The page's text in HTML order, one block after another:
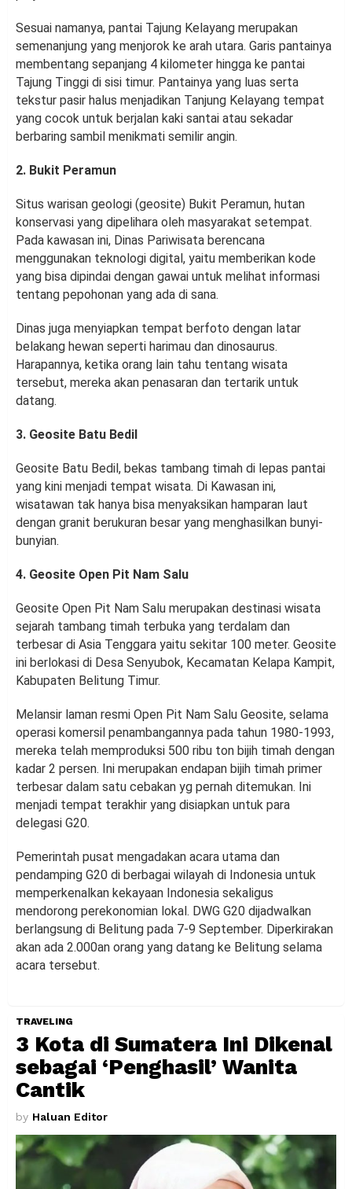
Sesuai namanya, pantai Tajung Kelayang merupakan
semenanjung yang menjorok ke arah utara. Garis pantainya
membentang sepanjang 4 kilometer hingga ke pantai
Tajung Tinggi di sisi timur. Pantainya yang luas serta
tekstur pasir halus menjadikan Tanjung Kelayang tempat
yang cocok untuk berjalan kaki santai atau sekadar
berbaring sambil menikmati semilir angin.
2. Bukit Peramun
Situs warisan geologi (geosite) Bukit Peramun, hutan
konservasi yang dipelihara oleh masyarakat setempat.
Pada kawasan ini, Dinas Pariwisata berencana
menggunakan teknologi digital, yaitu memberikan kode
yang bisa dipindai dengan gawai untuk melihat informasi
tentang pepohonan yang ada di sana.
Dinas juga menyiapkan tempat berfoto dengan latar
belakang hewan seperti harimau dan dinosaurus.
Harapannya, ketika orang lain tahu tentang wisata
tersebut, mereka akan penasaran dan tertarik untuk
datang.
3. Geosite Batu Bedil
Geosite Batu Bedil, bekas tambang timah di lepas pantai
yang kini menjadi tempat wisata. Di Kawasan ini,
wisatawan tak hanya bisa menyaksikan hamparan laut
dengan granit berukuran besar yang menghasilkan bunyi-
bunyian.
4. Geosite Open Pit Nam Salu
Geosite Open Pit Nam Salu merupakan destinasi wisata
sejarah tambang timah terbuka yang terdalam dan
terbesar di Asia Tenggara yaitu sekitar 100 meter. Geosite
ini berlokasi di Desa Senyubok, Kecamatan Kelapa Kampit,
Kabupaten Belitung Timur.
Melansir laman resmi Open Pit Nam Salu Geosite, selama
operasi komersil penambangannya pada tahun 1980-1993,
mereka telah memproduksi 500 ribu ton bijih timah dengan
kadar 2 persen. Ini merupakan endapan bijih timah primer
terbesar dalam satu cebakan yg pernah ditemukan. Ini
menjadi tempat terakhir yang disiapkan untuk para
delegasi G20.
Pemerintah pusat mengadakan acara utama dan
pendamping G20 di berbagai wilayah di Indonesia untuk
memperkenalkan kekayaan Indonesia sekaligus
mendorong perekonomian lokal. DWG G20 dijadwalkan
berlangsung di Belitung pada 7-9 September. Diperkirakan
akan ada 2.000an orang yang datang ke Belitung selama
acara tersebut.
TRAVELING
3 Kota di Sumatera Ini Dikenal
sebagai ‘Penghasil’ Wanita
Cantik
by Haluan Editor